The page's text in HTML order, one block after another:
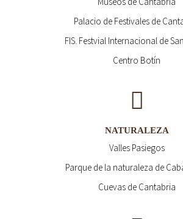
Palacio de Festivales de
FIS. Festvial Internacional de
Centro Botín
NATURALEZA
Valles Pasiegos
Parque de la naturaleza de
Cuevas de Cantabria